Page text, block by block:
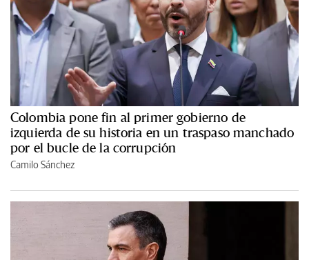
Colombia pone fin al primer gobierno de
izquierda de su historia en un traspaso manchado
por el bucle de la corrupción
Camilo Sánchez